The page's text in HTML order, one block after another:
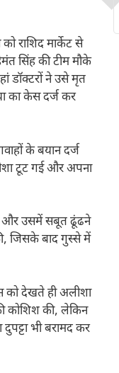
राशिद मार्केट से
सिंह की टीम मौके
डॉक्टरों ने उसे मृत
का केस दर्ज कर
के बयान दर्ज
टूट गई और अपना
और उसमें सबूत ढूंढने
जिसके बाद गुस्से में
को देखते ही अलीशा
कोशिश की, लेकिन
भी बरामद कर